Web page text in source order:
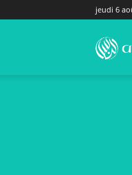
jeudi 6